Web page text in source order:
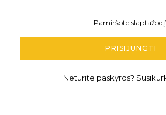
Pamiršote
PRISIJUNGTI
Neturite paskyros?